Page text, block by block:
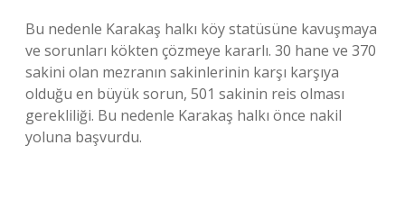
Bu nedenle Karakaş halkı köy statüsüne kavuşmaya
ve sorunları kökten çözmeye kararlı. 30 hane ve 370
sakini olan mezranın sakinlerinin karşı karşıya
olduğu en büyük sorun, 501 sakinin reis olması
gerekliliği. Bu nedenle Karakaş halkı önce nakil
yoluna başvurdu.